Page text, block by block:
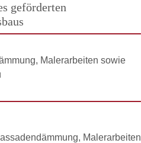
geförderten
Malerarbeiten sowie
Malerarbeiten